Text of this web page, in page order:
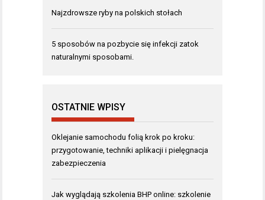
Najzdrowsze ryby na polskich stołach
5 sposobów na pozbycie się infekcji zatok
naturalnymi sposobami.
OSTATNIE WPISY
Oklejanie samochodu folią krok po kroku:
przygotowanie, techniki aplikacji i pielęgnacja
zabezpieczenia
Jak wyglądają szkolenia BHP online: szkolenie